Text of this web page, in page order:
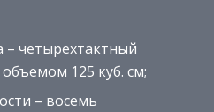
– четырехтактный
125 куб. см;
– восемь